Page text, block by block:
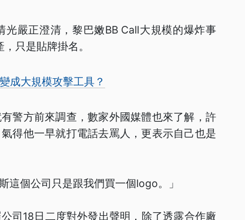
嚴正澄清，黎巴嫩BB Call大規模的爆炸事
只是貼牌掛名。
成大規模攻擊工具？
警方前來調查，數家外國媒體也來了解，許
得他一早就打電話去罵人，更表示自己也是
這個公司只是跟我們買一個logo。」
司18日二度對外發出聲明，除了透露合作廠